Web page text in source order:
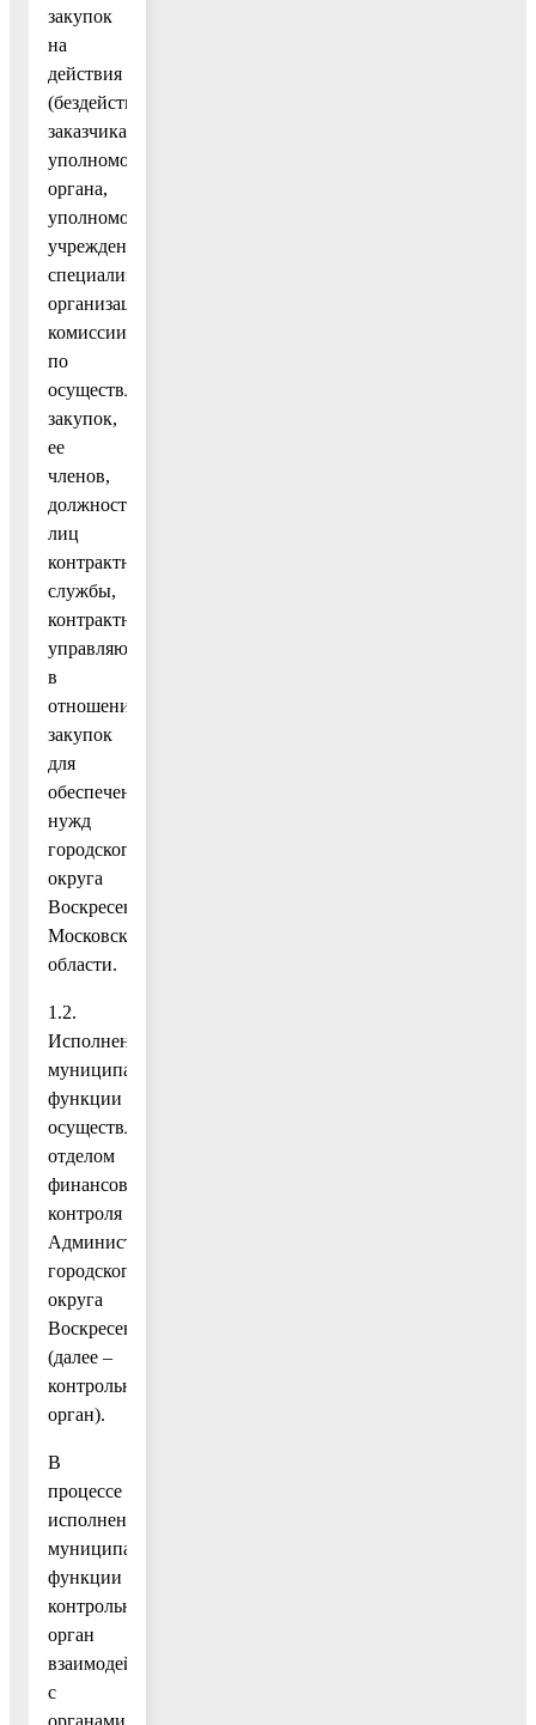
закупок
на
действия
(бездействие)
заказчика,
уполномоченного
органа,
уполномоченного
учреждения,
специализированной
организации,
комиссии
по
осуществлению
закупок,
ее
членов,
должностных
лиц
контрактной
службы,
контрактного
управляющего
в
отношении
закупок
для
обеспечения
нужд
городского
округа
Воскресенск
Московской
области.
1.2.
Исполнение
муниципальной
функции
осуществляется
отделом
финансового
контроля
Администрации
городского
округа
Воскресенск
(далее –
контрольный
орган).
В
процессе
исполнения
муниципальной
функции
контрольный
орган
взаимодействует
с
органами